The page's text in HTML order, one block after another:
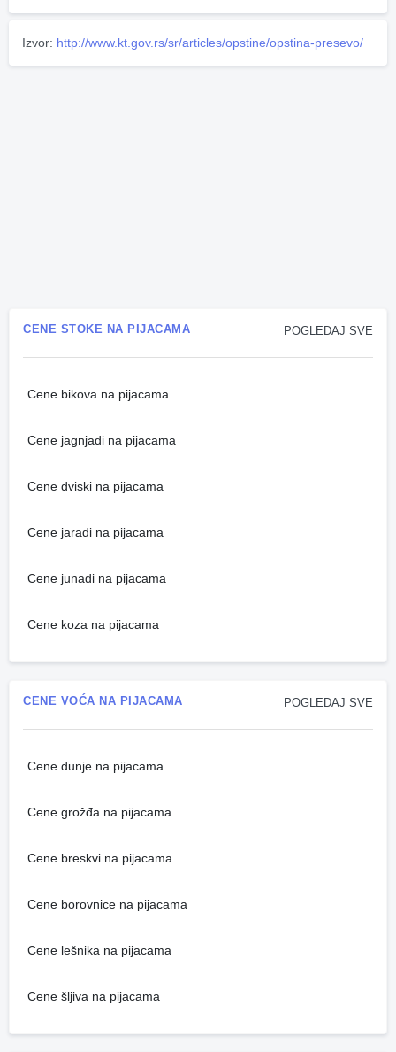
Izvor: http://www.kt.gov.rs/sr/articles/opstine/opstina-presevo/
POGLEDAJ SVE
CENE STOKE NA PIJACAMA
Cene bikova na pijacama
Cene jagnjadi na pijacama
Cene dviski na pijacama
Cene jaradi na pijacama
Cene junadi na pijacama
Cene koza na pijacama
POGLEDAJ SVE
CENE VOĆA NA PIJACAMA
Cene dunje na pijacama
Cene grožđa na pijacama
Cene breskvi na pijacama
Cene borovnice na pijacama
Cene lešnika na pijacama
Cene šljiva na pijacama